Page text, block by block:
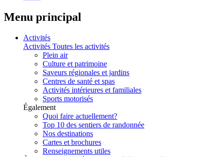
Menu principal
Activités
Activités Toutes les activités
Plein air
Culture et patrimoine
Saveurs régionales et jardins
Centres de santé et spas
Activités intérieures et familiales
Sports motorisés
Également
Quoi faire actuellement?
Top 10 des sentiers de randonnée
Nos destinations
Cartes et brochures
Renseignements utiles